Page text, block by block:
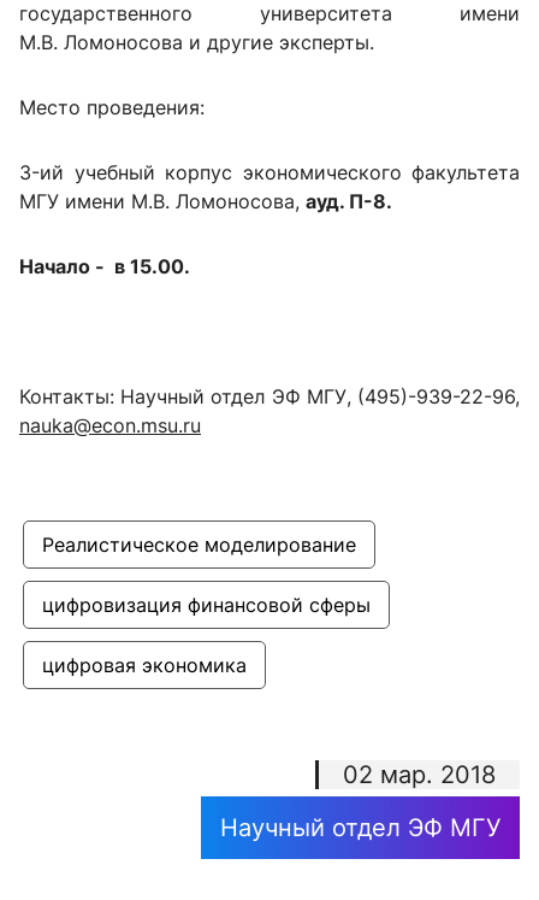
государственного университета имени
М.В. Ломоносова и другие эксперты.
Место проведения:
3-ий учебный корпус экономического факультета
МГУ имени М.В. Ломоносова, ауд. П-8.
Начало - в 15.00.
Контакты: Научный отдел ЭФ МГУ, (495)-939-22-96,
nauka@econ.msu.ru
Реалистическое моделирование
цифровизация финансовой сферы
цифровая экономика
02 мар. 2018
Научный отдел ЭФ МГУ